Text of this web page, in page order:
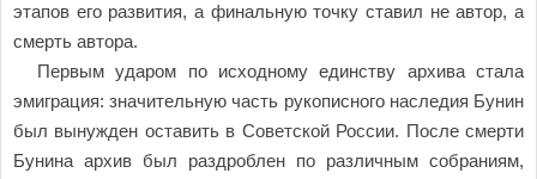
этапов его развития, а финальную точку ставил не автор, а
смерть автора.
Первым ударом по исходному единству архива стала
эмиграция: значительную часть рукописного наследия Бунин
был вынужден оставить в Советской России. После смерти
Бунина архив был раздроблен по различным собраниям,